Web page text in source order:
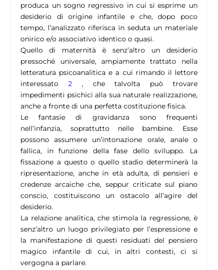
produca un sogno regressivo in cui si esprime un
desiderio di origine infantile e che, dopo poco
tempo, l’analizzato riferisca in seduta un materiale
onirico e/o associativo identico o quasi.
Quello di maternità è senz’altro un desiderio
pressoché universale, ampiamente trattato nella
letteratura psicoanalitica e a cui rimando il lettore
interessato2 , che talvolta può trovare
impedimenti psichici alla sua naturale realizzazione,
anche a fronte di una perfetta costituzione fisica.
Le fantasie di gravidanza sono frequenti
nell’infanzia, soprattutto nelle bambine. Esse
possono assumere un’intonazione orale, anale o
fallica, in funzione della fase dello sviluppo. La
fissazione a questo o quello stadio determinerà la
ripresentazione, anche in età adulta, di pensieri e
credenze arcaiche che, seppur criticate sul piano
conscio, costituiscono un ostacolo all’agire del
desiderio.
La relazione analitica, che stimola la regressione, è
senz’altro un luogo privilegiato per l’espressione e
la manifestazione di questi residuati del pensiero
magico infantile di cui, in altri contesti, ci si
vergogna a parlare.